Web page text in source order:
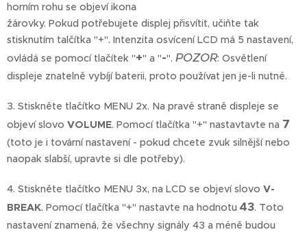
horním rohu se objeví ikona
žárovky. Pokud potřebujete displej přisvítit, učiňte tak
stisknutím talčítka "+". Intenzita osvícení LCD má 5 nastavení,
ovládá se pomocí tlačítek "+" a "-". POZOR: Osvětlení
displeje znatelně vybíjí baterii, proto používat jen je-li nutné.
3. Stiskněte tlačítko MENU 2x. Na pravé straně displeje se
objeví slovo VOLUME. Pomocí tlačítka "+" nastavtavte na 7
(toto je i tovární nastavení - pokud chcete zvuk silnější nebo
naopak slabší, upravte si dle potřeby).
4. Stiskněte tlačítko MENU 3x, na LCD se objeví slovo V-
BREAK. Pomocí tlačítka "+" nastavte na hodnotu 43. Toto
nastavení znamená, že všechny signály 43 a méně budou